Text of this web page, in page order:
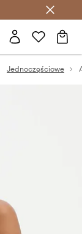
Jednoczęściowe